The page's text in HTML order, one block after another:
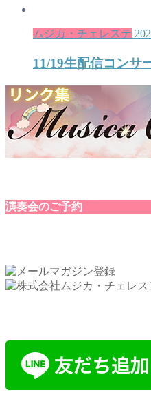
ムジカ・チェレステ
11/19生配信コンサ
演奏会のご予約